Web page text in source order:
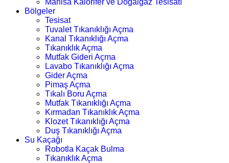
Manisa Kalorifer ve Doğalgaz Tesisatı
Bölgeler
Tesisat
Tuvalet Tıkanıklığı Açma
Kanal Tıkanıklığı Açma
Tıkanıklık Açma
Mutfak Gideri Açma
Lavabo Tıkanıklığı Açma
Gider Açma
Pimaş Açma
Tıkalı Boru Açma
Mutfak Tıkanıklığı Açma
Kırmadan Tıkanıklık Açma
Klozet Tıkanıklığı Açma
Duş Tıkanıklığı Açma
Su Kaçağı
Robotla Kaçak Bulma
Tıkanıklık Açma